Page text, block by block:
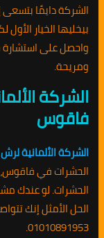
الشركة دايمًا
بيخليها الخيار
واحصل على استشارة
ومريحة.
الشركة
فاقوس
الشركة الألمانية
الحشرات في فاقوس،
الحشرات. لو عندك
الحل الأمثل إنك
01010891953.